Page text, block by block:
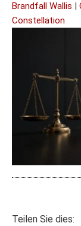
Brandfall Wallis |
Constellation
Teilen Sie dies: